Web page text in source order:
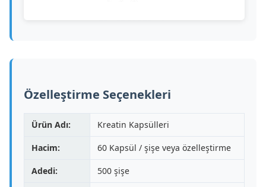
Özelleştirme Seçenekleri
Ürün Adı: Kreatin Kapsülleri
Hacim: 60 Kapsül / şişe veya özelleştirme
Adedi: 500 şişe